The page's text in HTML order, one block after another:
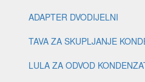
ADAPTER DVODIJELNI
TAVA ZA SKUPLJANJE
LULA ZA ODVOD